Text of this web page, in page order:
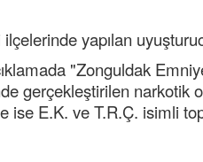
yapılan
"Zonguldak
gerçekleştirilen narkotik
ise E.K. ve T.R.Ç. isimli